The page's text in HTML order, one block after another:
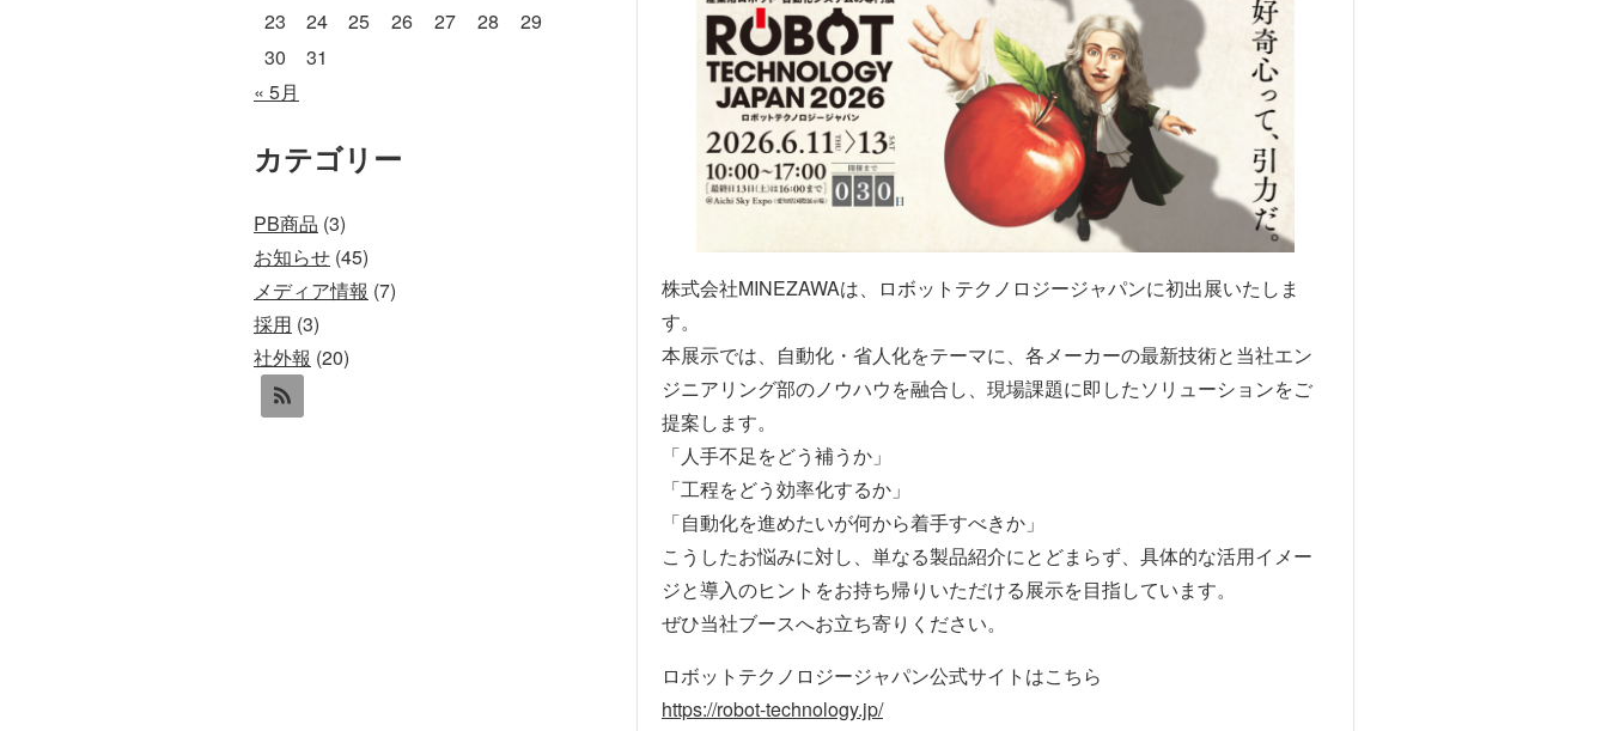
株式会社MINEZAWAは、ロボットテクノロジージャパンに初出展いたしま
す。
本展示では、自動化・省人化をテーマに、各メーカーの最新技術と当社エン
ジニアリング部のノウハウを融合し、現場課題に即したソリューションをご
提案します。
「人手不足をどう補うか」
「工程をどう効率化するか」
「自動化を進めたいが何から着手すべきか」
こうしたお悩みに対し、単なる製品紹介にとどまらず、具体的な活用イメー
ジと導入のヒントをお持ち帰りいただける展示を目指しています。
ぜひ当社ブースへお立ち寄りください。
ロボットテクノロジージャパン公式サイトはこちら
https://robot-technology.jp/
23
24 25 26 27 28
29
30
31
« 5月
カテゴリー
PB商品 (3)
お知らせ (45)
メディア情報 (7)
採用 (3)
社外報 (20)